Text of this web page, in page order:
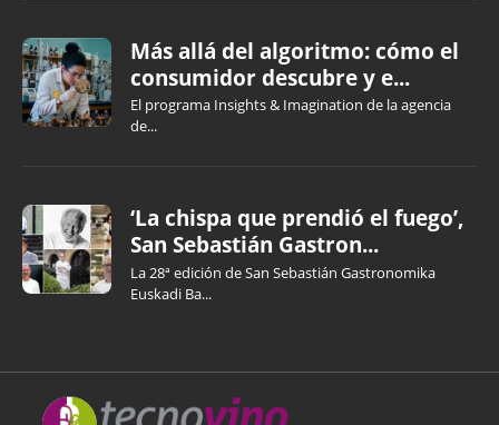
Más allá del algoritmo: cómo el
consumidor descubre y e...
El programa Insights & Imagination de la agencia
de...
‘La chispa que prendió el fuego’,
San Sebastián Gastron...
La 28ª edición de San Sebastián Gastronomika
Euskadi Ba...